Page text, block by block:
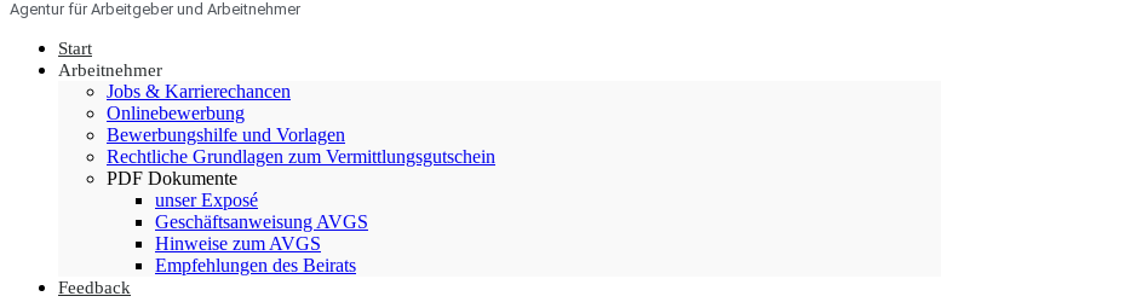
Agentur für Arbeitgeber und Arbeitnehmer
Start
Arbeitnehmer
Jobs & Karrierechancen
Onlinebewerbung
Bewerbungshilfe und Vorlagen
Rechtliche Grundlagen zum Vermittlungsgutschein
PDF Dokumente
unser Exposé
Geschäftsanweisung AVGS
Hinweise zum AVGS
Empfehlungen des Beirats
Feedback